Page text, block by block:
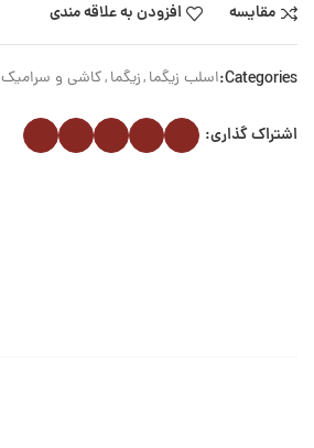
مقایسه افزودن به علاقه مندی
Categories: اسلب زیگما,زیگما,کاشی و سرامیک
اشتراک گذاری: